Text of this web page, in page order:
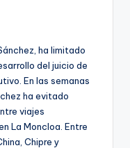
ha limitado
del juicio de
En las semanas
ha evitado
viajes
La Moncloa. Entre
Chipre y